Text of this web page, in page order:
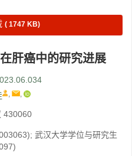
( 1747 KB)
肝癌中的研究进展
, ,
430060
; 武汉大学学位与研究生